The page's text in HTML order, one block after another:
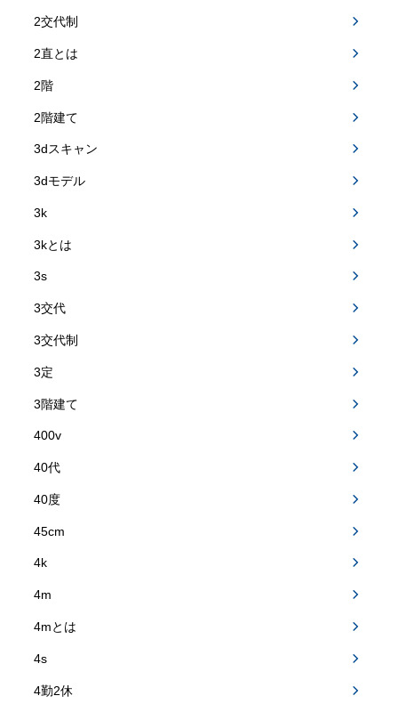
2交代制
2直とは
2階
2階建て
3dスキャン
3dモデル
3k
3kとは
3s
3交代
3交代制
3定
3階建て
400v
40代
40度
45cm
4k
4m
4mとは
4s
4勤2休